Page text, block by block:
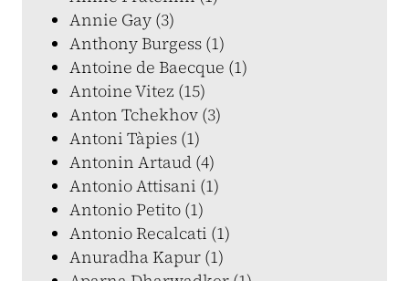
Annie Gay (3)
Anthony Burgess (1)
Antoine de Baecque (1)
Antoine Vitez (15)
Anton Tchekhov (3)
Antoni Tàpies (1)
Antonin Artaud (4)
Antonio Attisani (1)
Antonio Petito (1)
Antonio Recalcati (1)
Anuradha Kapur (1)